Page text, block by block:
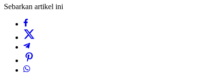
Sebarkan artikel ini